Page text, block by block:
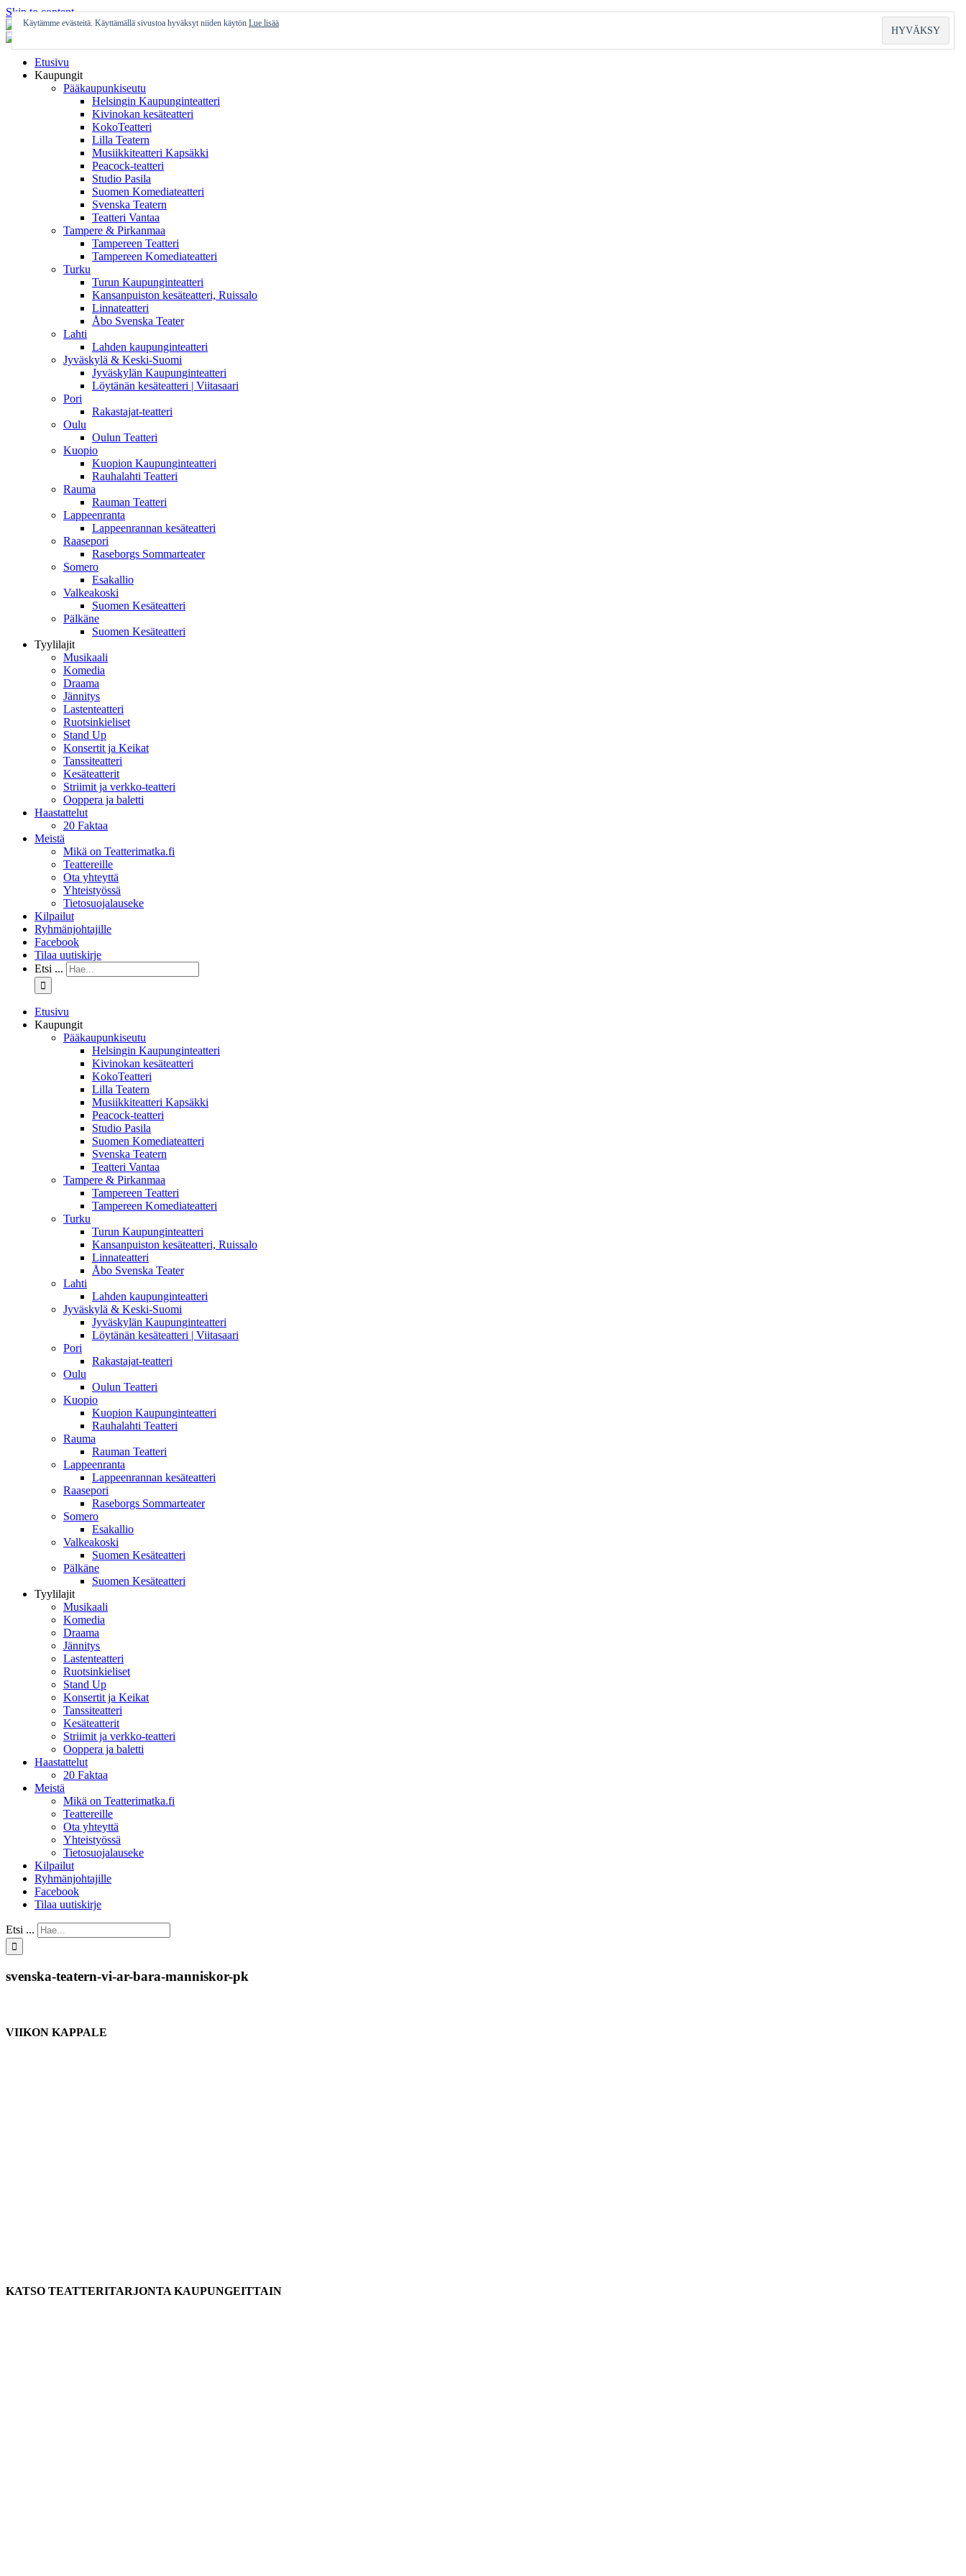
Skip to content
Etusivu
Kaupungit
Pääkaupunkiseutu
Helsingin Kaupunginteatteri
Kivinokan kesäteatteri
KokoTeatteri
Lilla Teatern
Musiikkiteatteri Kapsäkki
Peacock-teatteri
Studio Pasila
Suomen Komediateatteri
Svenska Teatern
Teatteri Vantaa
Tampere & Pirkanmaa
Tampereen Teatteri
Tampereen Komediateatteri
Turku
Turun Kaupunginteatteri
Kansanpuiston kesäteatteri, Ruissalo
Linnateatteri
Åbo Svenska Teater
Lahti
Lahden kaupunginteatteri
Jyväskylä & Keski-Suomi
Jyväskylän Kaupunginteatteri
Löytänän kesäteatteri | Viitasaari
Pori
Rakastajat-teatteri
Oulu
Oulun Teatteri
Kuopio
Kuopion Kaupunginteatteri
Rauhalahti Teatteri
Rauma
Rauman Teatteri
Lappeenranta
Lappeenrannan kesäteatteri
Raasepori
Raseborgs Sommarteater
Somero
Esakallio
Valkeakoski
Suomen Kesäteatteri
Pälkäne
Suomen Kesäteatteri
Tyylilajit
Musikaali
Komedia
Draama
Jännitys
Lastenteatteri
Ruotsinkieliset
Stand Up
Konsertit ja Keikat
Tanssiteatteri
Kesäteatterit
Striimit ja verkko-teatteri
Ooppera ja baletti
Haastattelut
20 Faktaa
Meistä
Mikä on Teatterimatka.fi
Teattereille
Ota yhteyttä
Yhteistyössä
Tietosuojalauseke
Kilpailut
Ryhmänjohtajille
Facebook
Tilaa uutiskirje
Etsi ...
Etusivu
Kaupungit
Pääkaupunkiseutu
Helsingin Kaupunginteatteri
Kivinokan kesäteatteri
KokoTeatteri
Lilla Teatern
Musiikkiteatteri Kapsäkki
Peacock-teatteri
Studio Pasila
Suomen Komediateatteri
Svenska Teatern
Teatteri Vantaa
Tampere & Pirkanmaa
Tampereen Teatteri
Tampereen Komediateatteri
Turku
Turun Kaupunginteatteri
Kansanpuiston kesäteatteri, Ruissalo
Linnateatteri
Åbo Svenska Teater
Lahti
Lahden kaupunginteatteri
Jyväskylä & Keski-Suomi
Jyväskylän Kaupunginteatteri
Löytänän kesäteatteri | Viitasaari
Pori
Rakastajat-teatteri
Oulu
Oulun Teatteri
Kuopio
Kuopion Kaupunginteatteri
Rauhalahti Teatteri
Rauma
Rauman Teatteri
Lappeenranta
Lappeenrannan kesäteatteri
Raasepori
Raseborgs Sommarteater
Somero
Esakallio
Valkeakoski
Suomen Kesäteatteri
Pälkäne
Suomen Kesäteatteri
Tyylilajit
Musikaali
Komedia
Draama
Jännitys
Lastenteatteri
Ruotsinkieliset
Stand Up
Konsertit ja Keikat
Tanssiteatteri
Kesäteatterit
Striimit ja verkko-teatteri
Ooppera ja baletti
Haastattelut
20 Faktaa
Meistä
Mikä on Teatterimatka.fi
Teattereille
Ota yhteyttä
Yhteistyössä
Tietosuojalauseke
Kilpailut
Ryhmänjohtajille
Facebook
Tilaa uutiskirje
Etsi ...
svenska-teatern-vi-ar-bara-manniskor-pk
VIIKON KAPPALE
KATSO TEATTERITARJONTA KAUPUNGEITTAIN
Käytämme evästeitä. Käyttämällä sivustoa hyväksyt niiden käytön Lue lisää